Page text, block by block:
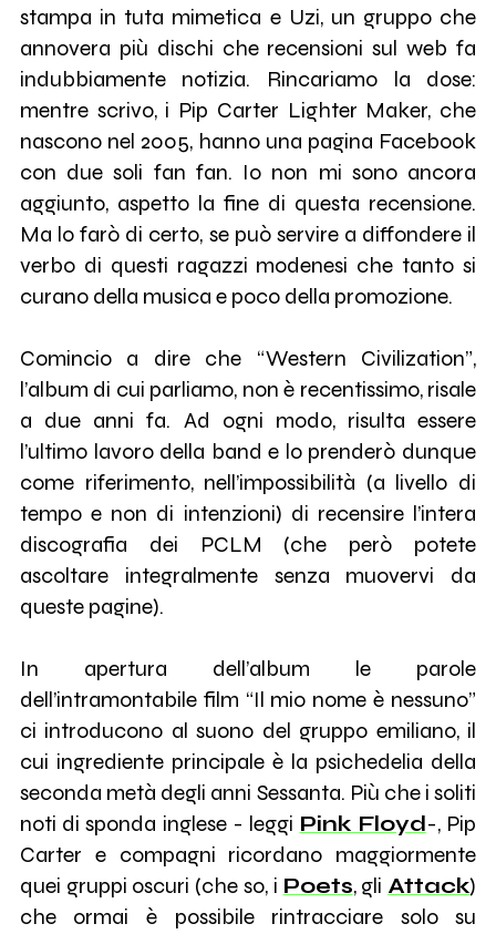
stampa in tuta mimetica e Uzi, un gruppo che
annovera più dischi che recensioni sul web fa
indubbiamente notizia. Rincariamo la dose:
mentre scrivo, i Pip Carter Lighter Maker, che
nascono nel 2005, hanno una pagina Facebook
con due soli fan fan. Io non mi sono ancora
aggiunto, aspetto la fine di questa recensione.
Ma lo farò di certo, se può servire a diffondere il
verbo di questi ragazzi modenesi che tanto si
curano della musica e poco della promozione.
Comincio a dire che “Western Civilization”,
l’album di cui parliamo, non è recentissimo, risale
a due anni fa. Ad ogni modo, risulta essere
l’ultimo lavoro della band e lo prenderò dunque
come riferimento, nell’impossibilità (a livello di
tempo e non di intenzioni) di recensire l’intera
discografia dei PCLM (che però potete
ascoltare integralmente senza muovervi da
queste pagine).
In apertura dell’album le parole
dell’intramontabile film “Il mio nome è nessuno”
ci introducono al suono del gruppo emiliano, il
cui ingrediente principale è la psichedelia della
seconda metà degli anni Sessanta. Più che i soliti
noti di sponda inglese - leggi Pink Floyd-, Pip
Carter e compagni ricordano maggiormente
quei gruppi oscuri (che so, i Poets, gli Attack)
che ormai è possibile rintracciare solo su